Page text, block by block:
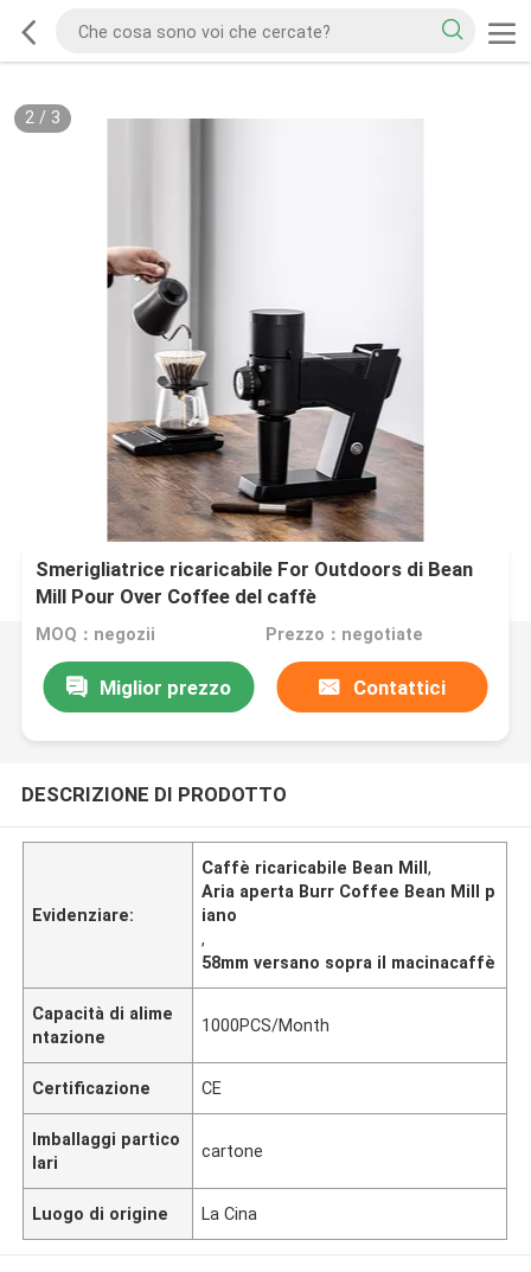
2/ 3
Smerigliatrice ricaricabile For Outdoors di Bean
Mill Pour Over Coffee del caffè
MOQ：negozii Prezzo：negotiate
Miglior prezzo Contattici
DESCRIZIONE DI PRODOTTO
Evidenziare:
Caffè ricaricabile Bean Mill,
Aria aperta Burr Coffee Bean Mill p
iano
,
58mm versano sopra il macinacaffè
Capacità di alime
ntazione
1000PCS/Month
Certificazione CE
Imballaggi partico
lari
cartone
Luogo di origine La Cina